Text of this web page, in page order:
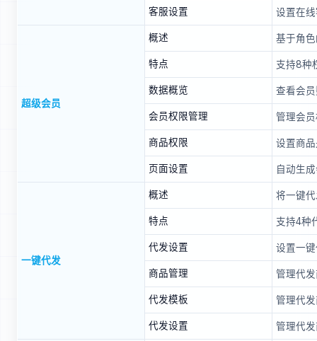
客服设置 设置在
超级会员
概述 基于角
特点 支持8种
数据概览 查看会
会员权限管理 管理会
商品权限 设置商
页面设置 自动生
一键代发
概述 将一键
特点 支持4种
代发设置 设置一
商品管理 管理代
代发模板 管理代
代发设置 管理代